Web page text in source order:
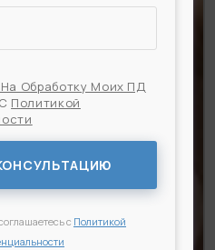
Обработку Моих ПД
Политикой
с Политикой